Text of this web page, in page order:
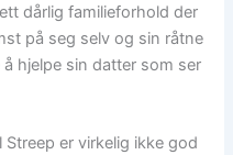
dårlig familieforhold der
på seg selv og sin råtne
hjelpe sin datter som ser
er virkelig ikke god